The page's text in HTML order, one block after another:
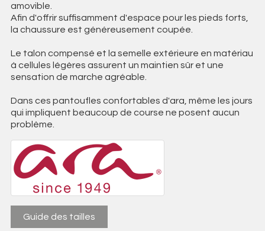
amovible.
Afin d'offrir suffisamment d'espace pour les pieds forts,
la chaussure est généreusement coupée.
Le talon compensé et la semelle extérieure en matériau
à cellules légères assurent un maintien sûr et une
sensation de marche agréable.
Dans ces pantoufles confortables d'ara, même les jours
qui impliquent beaucoup de course ne posent aucun
problème.
Guide des tailles